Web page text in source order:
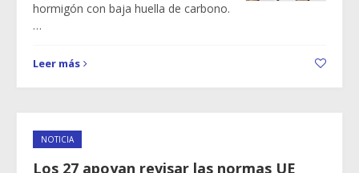
hormigón con baja huella de carbono.
…
Leer más
NOTICIA
Los 27 apoyan revisar las normas UE